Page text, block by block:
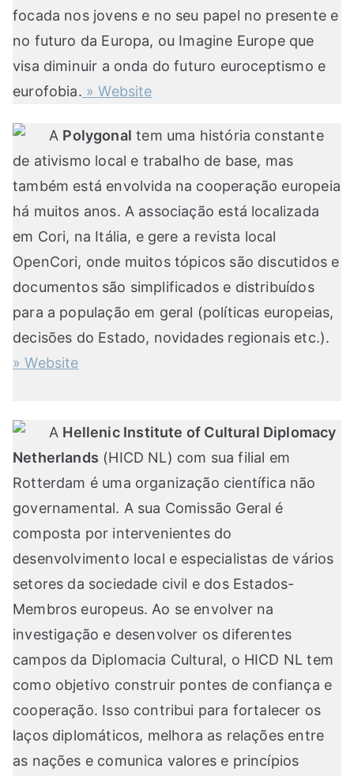
focada nos jovens e no seu papel no presente e
no futuro da Europa, ou Imagine Europe que
visa diminuir a onda do futuro euroceptismo e
eurofobia. »Website
A Polygonal tem uma história constante
de ativismo local e trabalho de base, mas
também está envolvida na cooperação europeia
há muitos anos. A associação está localizada
em Cori, na Itália, e gere a revista local
OpenCori, onde muitos tópicos são discutidos e
documentos são simplificados e distribuídos
para a população em geral (políticas europeias,
decisões do Estado, novidades regionais etc.).
» Website
A Hellenic Institute of Cultural Diplomacy
Netherlands (HICD NL) com sua filial em
Rotterdam é uma organização científica não
governamental. A sua Comissão Geral é
composta por intervenientes do
desenvolvimento local e especialistas de vários
setores da sociedade civil e dos Estados-
Membros europeus. Ao se envolver na
investigação e desenvolver os diferentes
campos da Diplomacia Cultural, o HICD NL tem
como objetivo construir pontes de confiança e
cooperação. Isso contribui para fortalecer os
laços diplomáticos, melhora as relações entre
as nações e comunica valores e princípios